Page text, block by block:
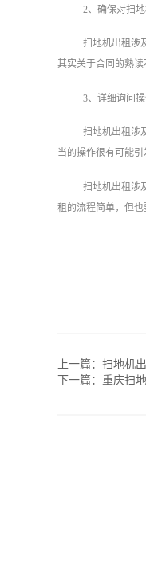
2、确保对扫
扫地机出租涉
其实关于合同的熟
3、详细询问
扫地机出租涉
当的操作很有可能引
扫地机出租涉
租的流程简单，但也
上一篇： 扫地机
下一篇： 重庆扫